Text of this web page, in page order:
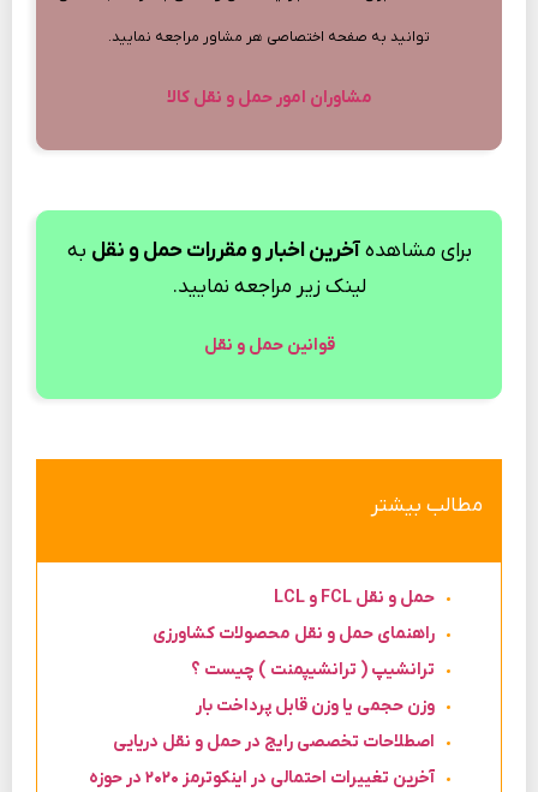
توانید به صفحه اختصاصی هر مشاور مراجعه نمایید.
مشاوران امور حمل و نقل کالا
برای مشاهدهآخرین اخبار و مقررات حمل و نقل به
لینک زیر مراجعه نمایید.
قوانین حمل و نقل
مطالب بیشتر
حمل و نقل FCL و LCL
راهنمای حمل و نقل محصولات کشاورزی
ترانشیپ ( ترانشیپمنت ) چیست ؟
وزن حجمی یا وزن قابل پرداخت بار
اصطلاحات تخصصی رایج در حمل و نقل دریایی
آخرین تغییرات احتمالی در اینکوترمز ۲۰۲۰ در حوزه